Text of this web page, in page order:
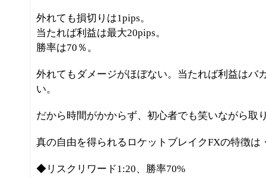
外れても損切りは1pips。
当たれば利益は最大20pips。
勝率は70％。
外れてもダメージがほぼない。当たれば利益はバ
い。
だから時間がかからず、初心者でも笑いながら取
真の自由を得られるロケットブレイクFXの特徴は
◆リスクリワード1:20、勝率70%